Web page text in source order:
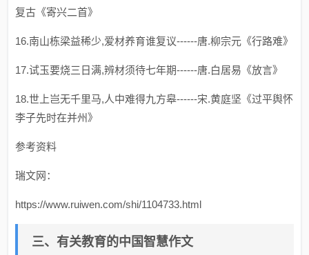
复古《寄兴二首》
16.南山栋梁益稀少,爱材养育谁复议------唐.柳宗元《行路难》
17.试玉要烧三日满,辨材须待七年期------唐.白居易《放言》
18.世上岂无千里马,人中难得九方皋------宋.黄庭坚《过平舆怀
李子先时在并州》
参考资料
瑞文网：
https://www.ruiwen.com/shi/1104733.html
三、有关教育的中国智慧作文